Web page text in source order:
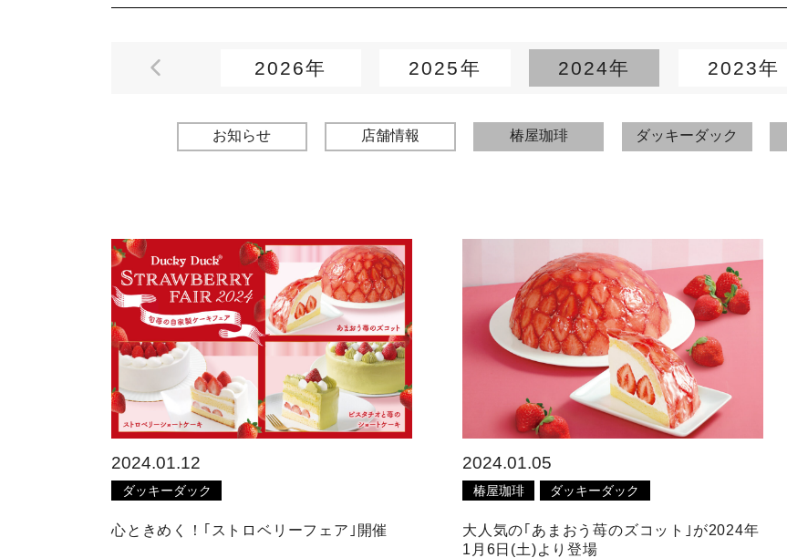
2026年 2025年 2024年 2023年
お知らせ 店舗情報 椿屋珈琲 ダッキーダック
2024.01.12
ダッキーダック
心ときめく！｢ストロベリーフェア｣開催
2024.01.05
椿屋珈琲 ダッキーダック
大人気の｢あまおう苺のズコット｣が2024年
1月6日(土)より登場